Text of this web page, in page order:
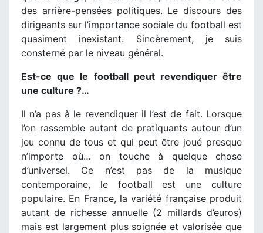
des arrière-pensées politiques. Le discours des
dirigeants sur l’importance sociale du football est
quasiment inexistant. Sincèrement, je suis
consterné par le niveau général.
Est-ce que le football peut revendiquer être
une culture ?…
Il n’a pas à le revendiquer il l’est de fait. Lorsque
l’on rassemble autant de pratiquants autour d’un
jeu connu de tous et qui peut être joué presque
n’importe où… on touche à quelque chose
d’universel. Ce n’est pas de la musique
contemporaine, le football est une culture
populaire. En France, la variété française produit
autant de richesse annuelle (2 millards d’euros)
mais est largement plus soignée et valorisée que